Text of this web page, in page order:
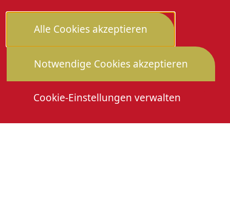
Alle Cookies akzeptieren
Notwendige Cookies akzeptieren
Cookie-Einstellungen verwalten